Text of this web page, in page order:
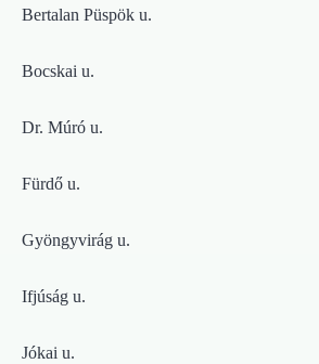
Bertalan Püspök u.
Bocskai u.
Dr. Múró u.
Fürdő u.
Gyöngyvirág u.
Ifjúság u.
Jókai u.